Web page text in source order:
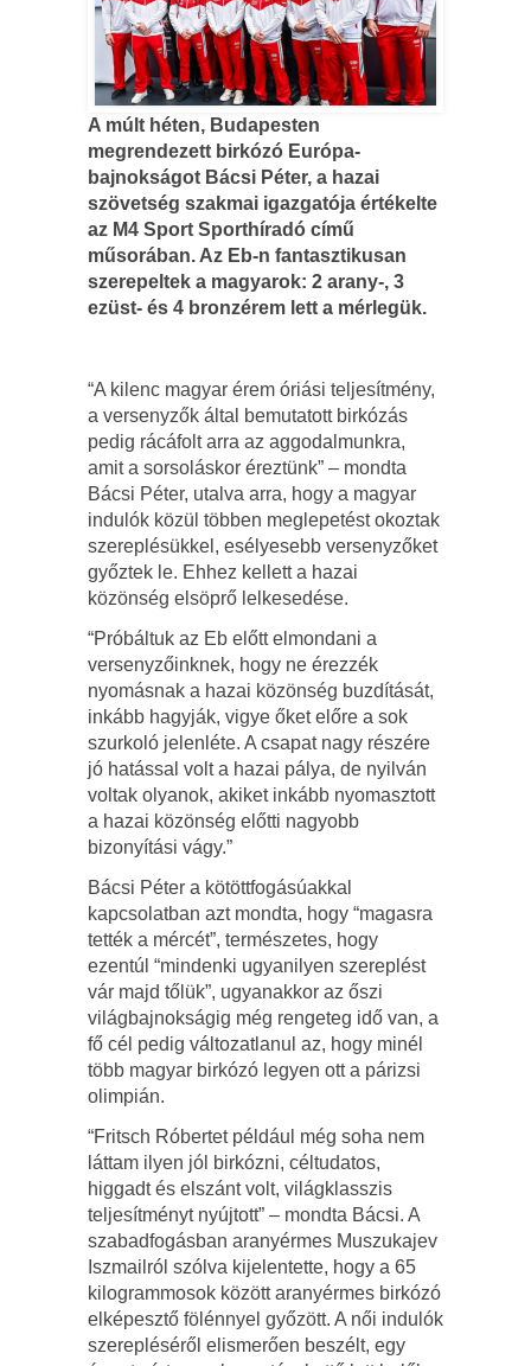
A múlt héten, Budapesten
megrendezett birkózó Európa-
bajnokságot Bácsi Péter, a hazai
szövetség szakmai igazgatója értékelte
az M4 Sport Sporthíradó című
műsorában. Az Eb-n fantasztikusan
szerepeltek a magyarok: 2 arany-, 3
ezüst- és 4 bronzérem lett a mérlegük.
“A kilenc magyar érem óriási teljesítmény,
a versenyzők által bemutatott birkózás
pedig rácáfolt arra az aggodalmunkra,
amit a sorsoláskor éreztünk” – mondta
Bácsi Péter, utalva arra, hogy a magyar
indulók közül többen meglepetést okoztak
szereplésükkel, esélyesebb versenyzőket
győztek le. Ehhez kellett a hazai
közönség elsöprő lelkesedése.
“Próbáltuk az Eb előtt elmondani a
versenyzőinknek, hogy ne érezzék
nyomásnak a hazai közönség buzdítását,
inkább hagyják, vigye őket előre a sok
szurkoló jelenléte. A csapat nagy részére
jó hatással volt a hazai pálya, de nyilván
voltak olyanok, akiket inkább nyomasztott
a hazai közönség előtti nagyobb
bizonyítási vágy.”
Bácsi Péter a kötöttfogásúakkal
kapcsolatban azt mondta, hogy “magasra
tették a mércét”, természetes, hogy
ezentúl “mindenki ugyanilyen szereplést
vár majd tőlük”, ugyanakkor az őszi
világbajnokságig még rengeteg idő van, a
fő cél pedig változatlanul az, hogy minél
több magyar birkózó legyen ott a párizsi
olimpián.
“Fritsch Róbertet például még soha nem
láttam ilyen jól birkózni, céltudatos,
higgadt és elszánt volt, világklasszis
teljesítményt nyújtott” – mondta Bácsi. A
szabadfogásban aranyérmes Muszukajev
Iszmailról szólva kijelentette, hogy a 65
kilogrammosok között aranyérmes birkózó
elképesztő fölénnyel győzött. A női indulók
szerepléséről elismerően beszélt, egy